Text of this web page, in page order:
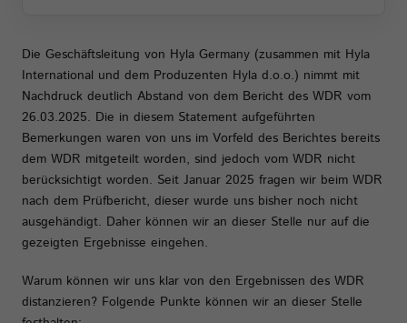
Die Geschäftsleitung von Hyla Germany (zusammen mit Hyla
International und dem Produzenten Hyla d.o.o.) nimmt mit
Nachdruck deutlich Abstand von dem Bericht des WDR vom
26.03.2025. Die in diesem Statement aufgeführten
Bemerkungen waren von uns im Vorfeld des Berichtes bereits
dem WDR mitgeteilt worden, sind jedoch vom WDR nicht
berücksichtigt worden. Seit Januar 2025 fragen wir beim WDR
nach dem Prüfbericht, dieser wurde uns bisher noch nicht
ausgehändigt. Daher können wir an dieser Stelle nur auf die
gezeigten Ergebnisse eingehen.
Warum können wir uns klar von den Ergebnissen des WDR
distanzieren? Folgende Punkte können wir an dieser Stelle